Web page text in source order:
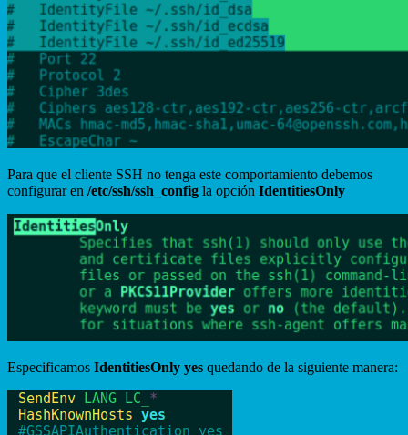
Para que el cliente SSH no tenga este comportamiento debemos
configurar en /etc/ssh/ssh_config la opción IdentitiesOnly
Especificamos IdentitiesOnly yes quedando de la siguiente manera: